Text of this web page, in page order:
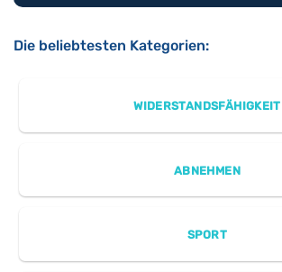
Die beliebtesten Kategorien:
WIDERSTANDSFÄHIGKEIT
ABNEHMEN
SPORT